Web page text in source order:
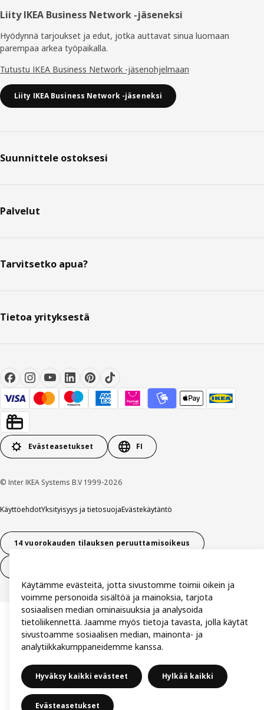
Liity IKEA Business Network -jäseneksi
Hyödynnä tarjoukset ja edut, jotka auttavat sinua luomaan
parempaa arkea työpaikalla.
Tutustu IKEA Business Network -jäsenohjelmaan
Liity IKEA Business Network -jäseneksi
Suunnittele ostoksesi
Palvelut
Tarvitsetko apua?
Tietoa yrityksestä
Evästeasetukset FI
© Inter IKEA Systems B.V 1999-2026
KäyttöehdotYksityisyys ja tietosuojaEvästekäytäntö
14 vuorokauden tilauksen peruuttamisoikeus
Käytämme evästeitä, jotta sivustomme toimii oikein ja
voimme personoida sisältöä ja mainoksia, tarjota
sosiaalisen median ominaisuuksia ja analysoida
tietoliikennettä. Jaamme myös tietoja tavasta, jolla käytät
sivustoamme sosiaalisen median, mainonta- ja
analytiikkakumppaneidemme kanssa.
Hyväksy kaikki evästeet Hylkää kaikki
Evästeasetukset